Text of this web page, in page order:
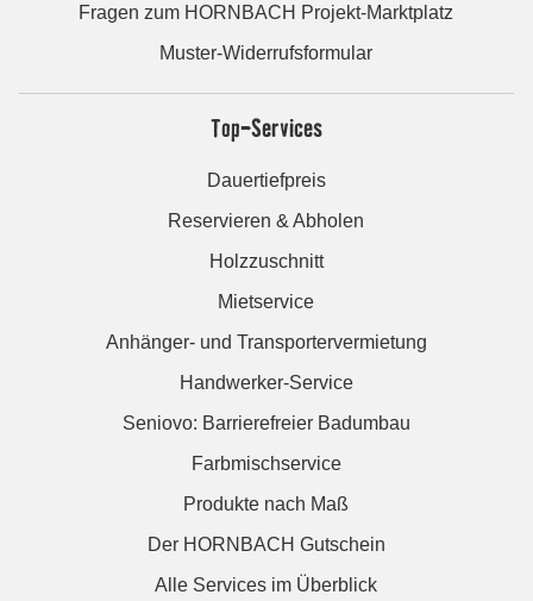
Fragen zum HORNBACH Projekt-Marktplatz
Muster-Widerrufsformular
Top-Services
Dauertiefpreis
Reservieren & Abholen
Holzzuschnitt
Mietservice
Anhänger- und Transportervermietung
Handwerker-Service
Seniovo: Barrierefreier Badumbau
Farbmischservice
Produkte nach Maß
Der HORNBACH Gutschein
Alle Services im Überblick